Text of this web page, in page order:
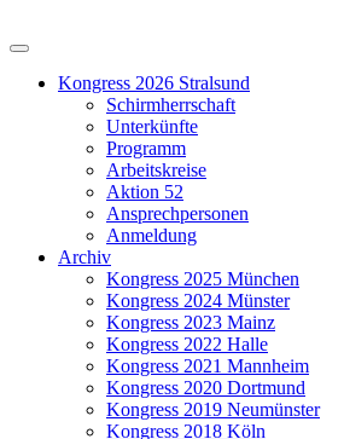
Kongress 2026 Stralsund
Schirmherrschaft
Unterkünfte
Programm
Arbeitskreise
Aktion 52
Ansprechpersonen
Anmeldung
Archiv
Kongress 2025 München
Kongress 2024 Münster
Kongress 2023 Mainz
Kongress 2022 Halle
Kongress 2021 Mannheim
Kongress 2020 Dortmund
Kongress 2019 Neumünster
Kongress 2018 Köln